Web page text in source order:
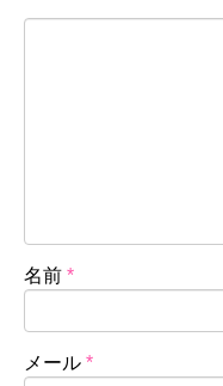
名前 *
メール *